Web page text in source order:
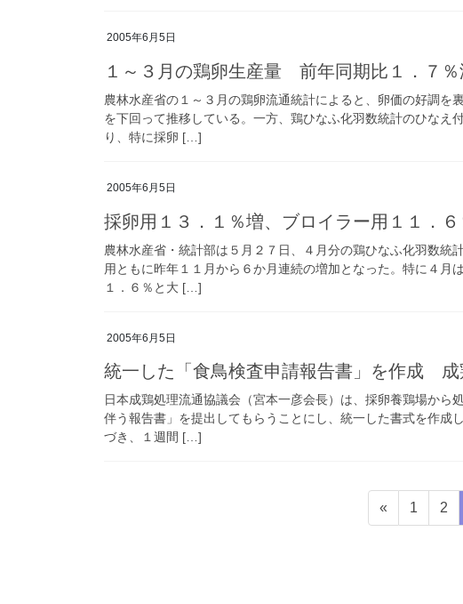
2005年6月5日
１～３月の鶏卵生産量 前年同期比１．７％
農林水産省の１～３月の鶏卵流通統計によると、卵価の好調を
を下回って推移している。一方、鶏ひなふ化羽数統計のひなえ
り、特に採卵 […]
2005年6月5日
採卵用１３．１％増、ブロイラー用１１．
農林水産省・統計部は５月２７日、４月分の鶏ひなふ化羽数統
用ともに昨年１１月から６か月連続の増加となった。特に４月
１．６％と大 […]
2005年6月5日
統一した「食鳥検査申請報告書」を作成 成
日本成鶏処理流通協議会（宮本一彦会長）は、採卵養鶏場から
伴う報告書」を提出してもらうことにし、統一した書式を作成
づき、１週間 […]
«
固
定
1
固
定
2